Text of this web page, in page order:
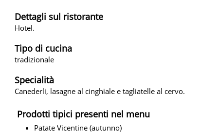
Dettagli sul ristorante
Hotel.
Tipo di cucina
tradizionale
Specialità
Canederli, lasagne al cinghiale e tagliatelle al cervo.
Prodotti tipici presenti nel menu
Patate Vicentine (autunno)